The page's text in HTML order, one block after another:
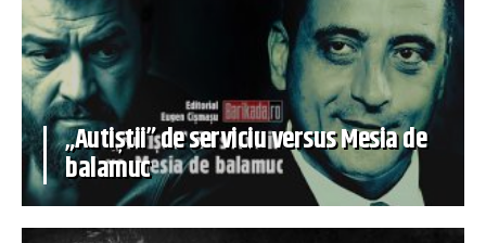
„Autiștii” de serviciu versus Mesia de
balamuc